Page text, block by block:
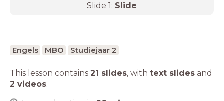
Slide 1: Slide
Engels MBO Studiejaar 2
This lesson contains 21 slides, with text slides and
2 videos.